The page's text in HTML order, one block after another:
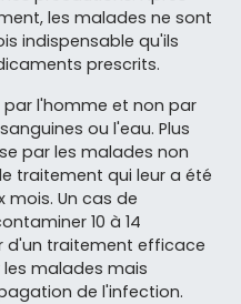
les malades ne sont
indispensable qu'ils
prescrits.
l'homme et non par
ou l'eau. Plus
par les malades non
traitement qui leur a été
Un cas de
10 à 14
d'un traitement efficace
malades mais
de l'infection.